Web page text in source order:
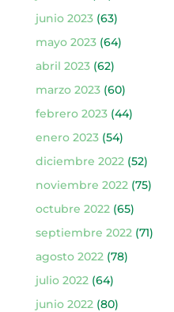
junio 2023(63)
mayo 2023(64)
abril 2023(62)
marzo 2023(60)
febrero 2023(44)
enero 2023(54)
diciembre 2022(52)
noviembre 2022(75)
octubre 2022(65)
septiembre 2022(71)
agosto 2022(78)
julio 2022(64)
junio 2022(80)